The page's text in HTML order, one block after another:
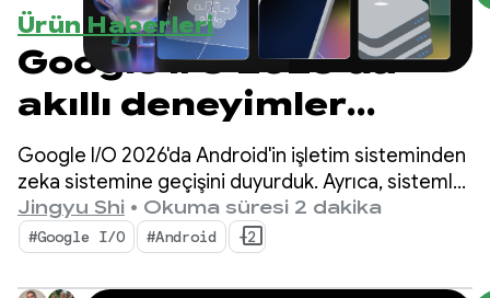
Ürün Haberleri
Google I/O 2026'da
akıllı deneyimler
oluşturmaya yönelik
Android'deki en
önemli yapay zeka
Google I/O 2026'da Android'in işletim sisteminden
zeka sistemine geçişini duyurduk. Ayrıca, sistemle
yerel olarak akıllı deneyimler oluşturabileceğinizi
ve Google'ın yapay zekasının gücünü
uygulamalarınıza taşıyabileceğinizi de gösterdik.
Jingyu Shi • Okuma süresi 2 dakika
#Google I/O #Android +2